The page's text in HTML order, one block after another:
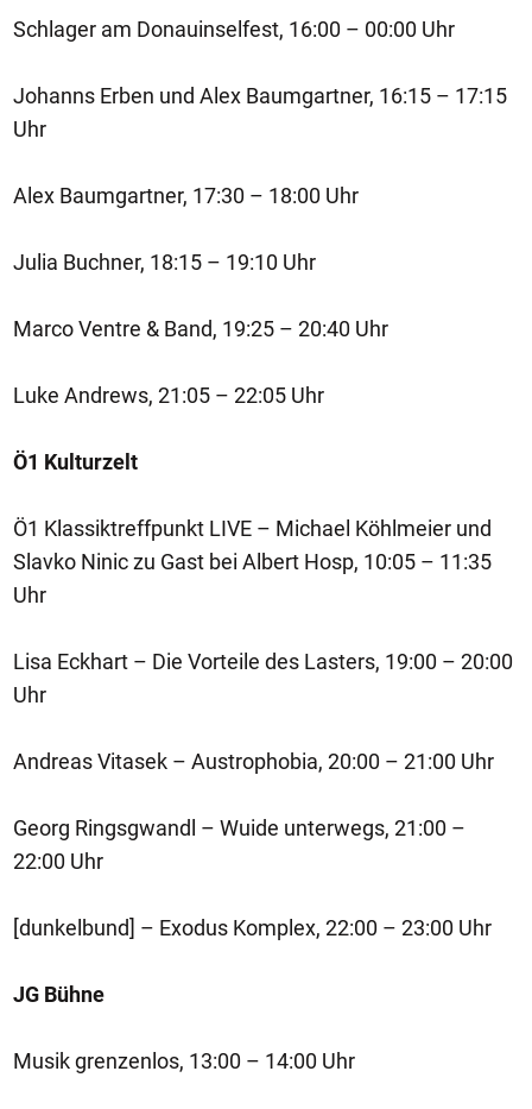
Schlager am Donauinselfest, 16:00 – 00:00 Uhr
Johanns Erben und Alex Baumgartner, 16:15 – 17:15
Uhr
Alex Baumgartner, 17:30 – 18:00 Uhr
Julia Buchner, 18:15 – 19:10 Uhr
Marco Ventre & Band, 19:25 – 20:40 Uhr
Luke Andrews, 21:05 – 22:05 Uhr
Ö1 Kulturzelt
Ö1 Klassiktreffpunkt LIVE – Michael Köhlmeier und
Slavko Ninic zu Gast bei Albert Hosp, 10:05 – 11:35
Uhr
Lisa Eckhart – Die Vorteile des Lasters, 19:00 – 20:00
Uhr
Andreas Vitasek – Austrophobia, 20:00 – 21:00 Uhr
Georg Ringsgwandl – Wuide unterwegs, 21:00 –
22:00 Uhr
[dunkelbund] – Exodus Komplex, 22:00 – 23:00 Uhr
JG Bühne
Musik grenzenlos, 13:00 – 14:00 Uhr